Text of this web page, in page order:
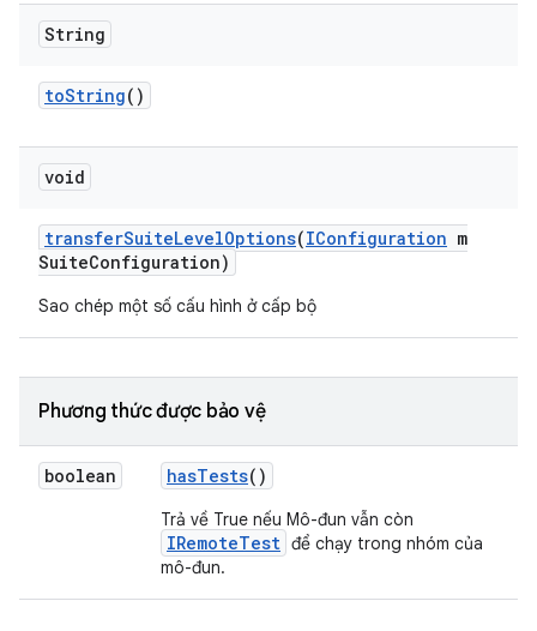
String
toString()
void
transferSuiteLevelOptions(IConfiguration m
SuiteConfiguration)
Sao chép một số cấu hình ở cấp bộ
Phương thức được bảo vệ
boolean hasTests()
Trả về True nếu Mô-đun vẫn còn
IRemoteTest để chạy trong nhóm của
mô-đun.